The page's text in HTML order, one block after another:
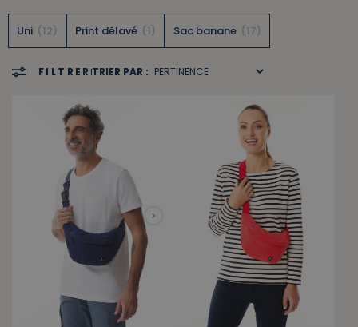
Uni 12 Print délavé 1 Sac banane 17
FILTRER TRIER PAR :